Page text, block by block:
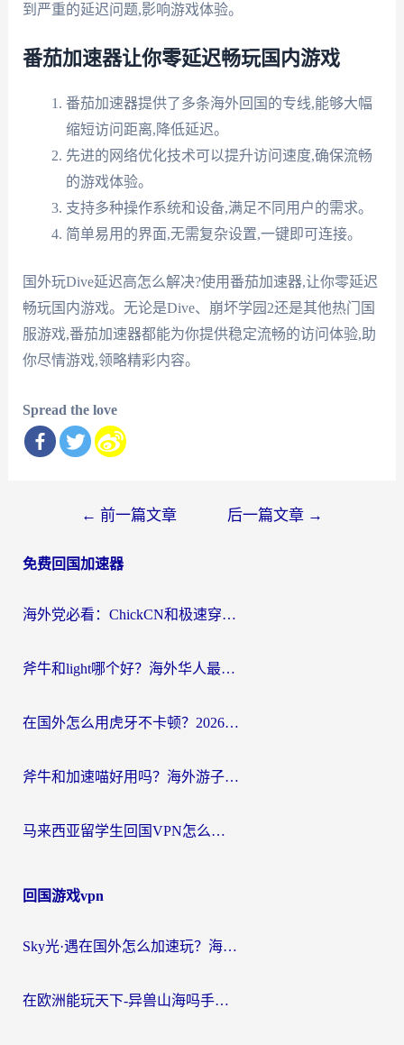
到严重的延迟问题,影响游戏体验。
番茄加速器让你零延迟畅玩国内游戏
番茄加速器提供了多条海外回国的专线,能够大幅
缩短访问距离,降低延迟。
先进的网络优化技术可以提升访问速度,确保流畅
的游戏体验。
支持多种操作系统和设备,满足不同用户的需求。
简单易用的界面,无需复杂设置,一键即可连接。
国外玩Dive延迟高怎么解决?使用番茄加速器,让你零延迟
畅玩国内游戏。无论是Dive、崩坏学园2还是其他热门国
服游戏,番茄加速器都能为你提供稳定流畅的访问体验,助
你尽情游戏,领略精彩内容。
Spread the love
导
← 前一篇文章 后一篇文章 →
免费回国加速器
海外党必看：ChickCN和极速穿梭VPN好用吗？3招教你选对回国加速器无缝刷国内资源
斧牛和light哪个好？海外华人最关心的回国加速器选择难题，一篇讲透
在国外怎么用虎牙不卡顿？2026海外华人亲测有效的回国加速器选择指南
斧牛和加速喵好用吗？海外游子的真实选择困境
马来西亚留学生回国VPN怎么选？3个避坑点+1款实测好用的加速器推荐
回国游戏vpn
Sky光·遇在国外怎么加速玩？海外党亲测有效的国服游戏加速指南
在欧洲能玩天下-异兽山海吗手游？海外玩家的加速器生存指南